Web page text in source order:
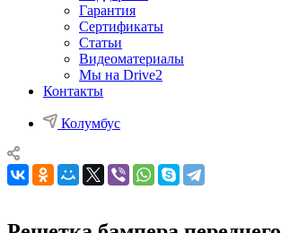
Гарантия
Сертификаты
Статьи
Видеоматериалы
Мы на Drive2
Контакты
Колумбус